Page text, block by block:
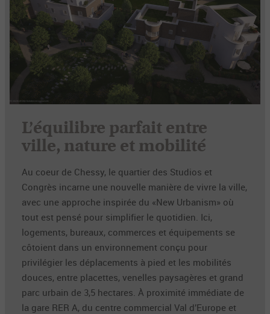
L’équilibre parfait entre
ville, nature et mobilité
Au coeur de Chessy, le quartier des Studios et
Congrès incarne une nouvelle manière de vivre la ville,
avec une approche inspirée du «New Urbanism» où
tout est pensé pour simplifier le quotidien. Ici,
logements, bureaux, commerces et équipements se
côtoient dans un environnement conçu pour
privilégier les déplacements à pied et les mobilités
douces, entre placettes, venelles paysagères et grand
parc urbain de 3,5 hectares. À proximité immédiate de
la gare RER A, du centre commercial Val d’Europe et